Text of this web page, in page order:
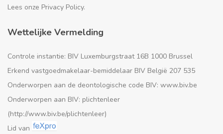
Lees onze Privacy Policy.
Wettelijke Vermelding
Controle instantie: BIV Luxemburgstraat 16B 1000 Brussel
Erkend vastgoedmakelaar-bemiddelaar BIV België 207 535
Onderworpen aan de deontologische code BIV: www.biv.be
Onderworpen aan BIV: plichtenleer
(http://www.biv.be/plichtenleer)
Lid van